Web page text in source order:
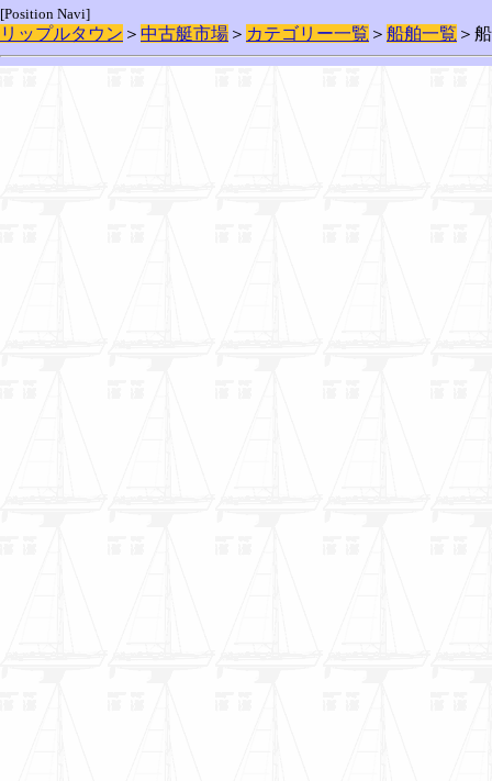
[Position Navi]
リップルタウン ＞ 中古艇市場 ＞ カテゴリー一覧 ＞ 船舶一覧 ＞